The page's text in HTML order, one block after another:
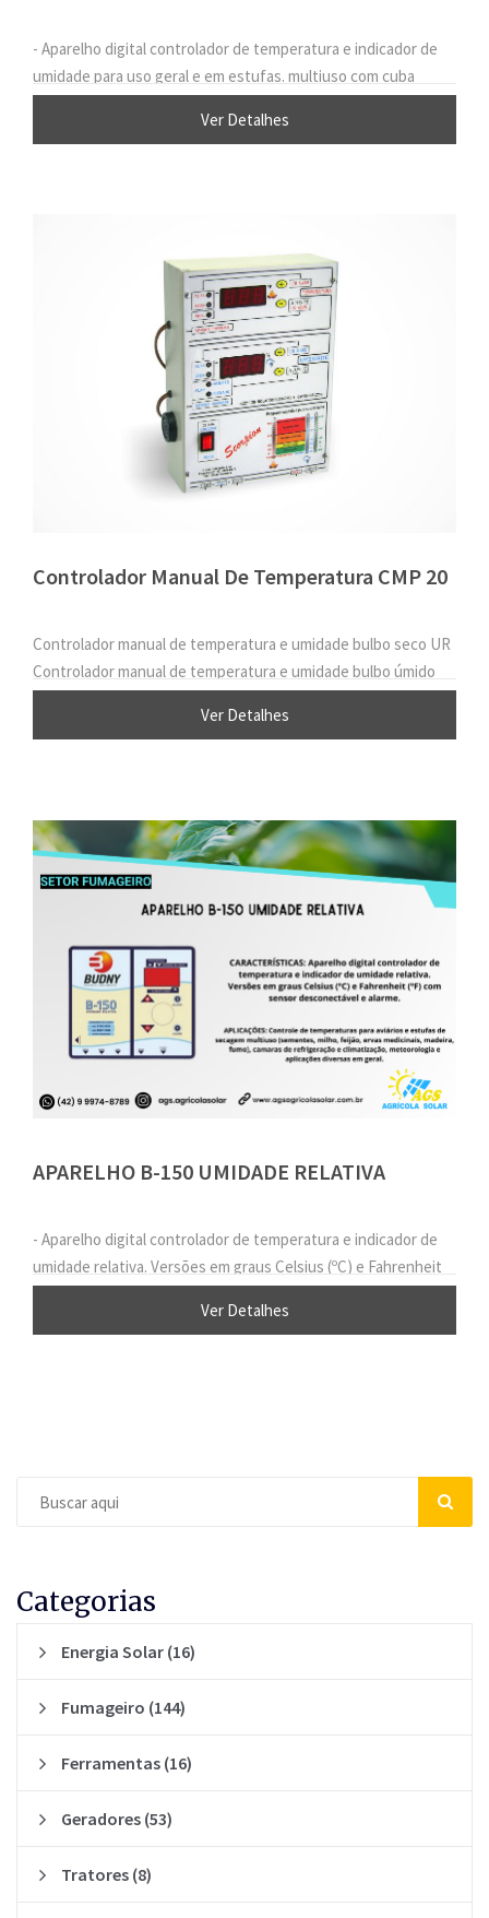
- Aparelho digital controlador de temperatura e indicador de
umidade para uso geral e em estufas. multiuso com cuba
Ver Detalhes
Controlador Manual De Temperatura CMP 20
Controlador manual de temperatura e umidade bulbo seco UR
Controlador manual de temperatura e umidade bulbo úmido
Ver Detalhes
APARELHO B-150 UMIDADE RELATIVA
- Aparelho digital controlador de temperatura e indicador de
umidade relativa. Versões em graus Celsius (ºC) e Fahrenheit
Ver Detalhes
Categorias
Energia Solar (16)
Fumageiro (144)
Ferramentas (16)
Geradores (53)
Tratores (8)